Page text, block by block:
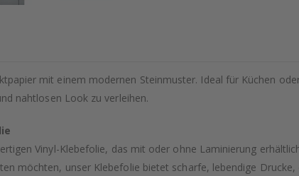
mit einem modernen Steinmuster. Ideal für Küchen
nahtlosen Look zu verleihen.
Vinyl-Klebefolie, das mit oder ohne Laminierung
möchten, unser Klebefolie bietet scharfe, lebendige